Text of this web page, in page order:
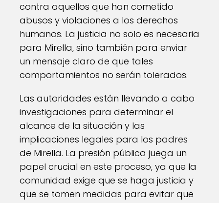
contra aquellos que han cometido
abusos y violaciones a los derechos
humanos. La justicia no solo es necesaria
para Mirella, sino también para enviar
un mensaje claro de que tales
comportamientos no serán tolerados.
Las autoridades están llevando a cabo
investigaciones para determinar el
alcance de la situación y las
implicaciones legales para los padres
de Mirella. La presión pública juega un
papel crucial en este proceso, ya que la
comunidad exige que se haga justicia y
que se tomen medidas para evitar que